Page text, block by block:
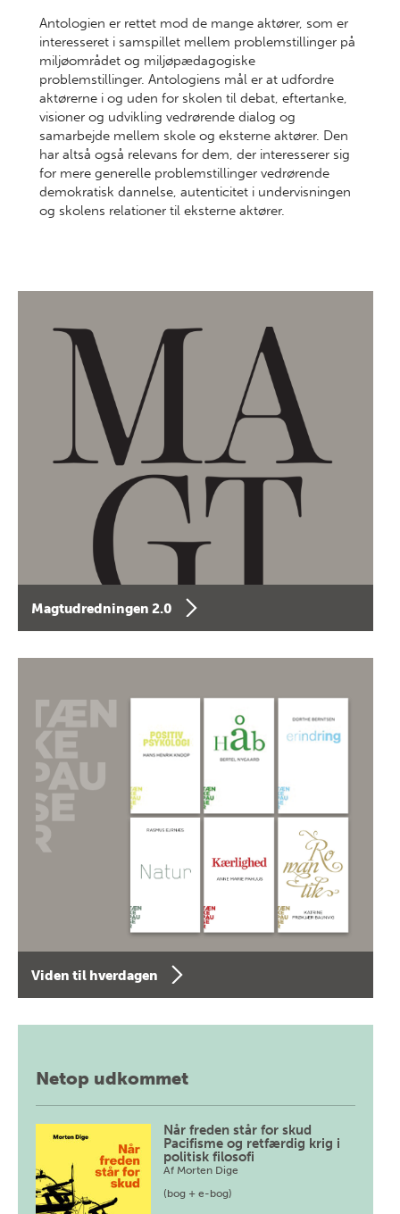
Antologien er rettet mod de mange aktører, som er
interesseret i samspillet mellem problemstillinger på
miljøområdet og miljøpædagogiske
problemstillinger. Antologiens mål er at udfordre
aktørerne i og uden for skolen til debat, eftertanke,
visioner og udvikling vedrørende dialog og
samarbejde mellem skole og eksterne aktører. Den
har altså også relevans for dem, der interesserer sig
for mere generelle problemstillinger vedrørende
demokratisk dannelse, autenticitet i undervisningen
og skolens relationer til eksterne aktører.
Magtudredningen 2.0
Viden til hverdagen
Netop udkommet
Når freden står for skud
Pacifisme og retfærdig krig i
politisk filosofi
Af Morten Dige
(bog + e-bog)